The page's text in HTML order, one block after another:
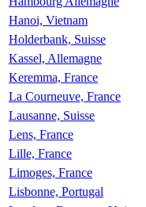
Hanoi, Vietnam
Holderbank, Suisse
Kassel, Allemagne
Keremma, France
La Courneuve, France
Lausanne, Suisse
Lens, France
Lille, France
Limoges, France
Lisbonne, Portugal